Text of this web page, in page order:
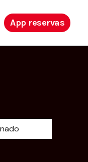
App reservas